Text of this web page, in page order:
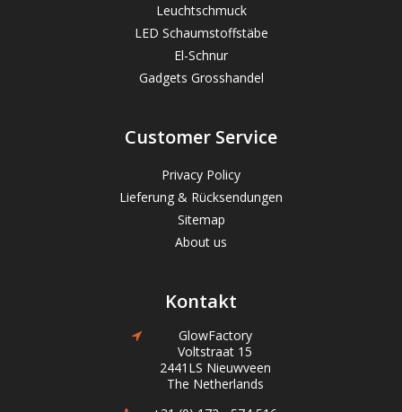
Leuchtschmuck
LED Schaumstoffstäbe
El-Schnur
Gadgets Grosshandel
Customer Service
Privacy Policy
Lieferung & Rücksendungen
Sitemap
About us
Kontakt
GlowFactory
Voltstraat 15
2441LS Nieuwveen
The Netherlands